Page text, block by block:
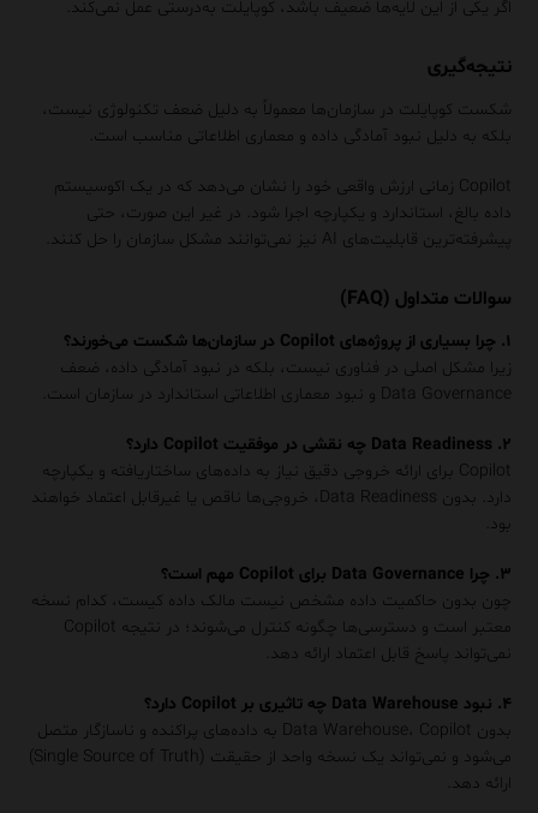
اگر یکی از این لایه‌ها ضعیف باشد، کوپایلت به‌درستی عمل نمی‌کند.
نتیجه‌گیری
شکست کوپایلت در سازمان‌ها معمولاً به دلیل ضعف تکنولوژی نیست،
بلکه به دلیل نبود آمادگی داده و معماری اطلاعاتی مناسب است.
Copilot زمانی ارزش واقعی خود را نشان می‌دهد که در یک اکوسیستم
داده بالغ، استاندارد و یکپارچه اجرا شود. در غیر این صورت، حتی
پیشرفته‌ترین قابلیت‌های AI نیز نمی‌توانند مشکل سازمان را حل کنند.
سوالات متداول (FAQ)
۱. چرا بسیاری از پروژه‌های Copilot در سازمان‌ها شکست می‌خورند؟
زیرا مشکل اصلی در فناوری نیست، بلکه در نبود آمادگی داده، ضعف
Data Governance و نبود معماری اطلاعاتی استاندارد در سازمان است.
۲. Data Readiness چه نقشی در موفقیت Copilot دارد؟
Copilot برای ارائه خروجی دقیق نیاز به داده‌های ساختاریافته و یکپارچه
دارد. بدون Data Readiness، خروجی‌ها ناقص یا غیرقابل اعتماد خواهند
بود.
۳. چرا Data Governance برای Copilot مهم است؟
چون بدون حاکمیت داده مشخص نیست مالک داده کیست، کدام نسخه
معتبر است و دسترسی‌ها چگونه کنترل می‌شوند؛ در نتیجه Copilot
نمی‌تواند پاسخ قابل اعتماد ارائه دهد.
۴. نبود Data Warehouse چه تاثیری بر Copilot دارد؟
بدون Data Warehouse، Copilot به داده‌های پراکنده و ناسازگار متصل
می‌شود و نمی‌تواند یک نسخه واحد از حقیقت (Single Source of Truth)
ارائه دهد.